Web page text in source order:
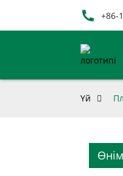
+86-
Үй